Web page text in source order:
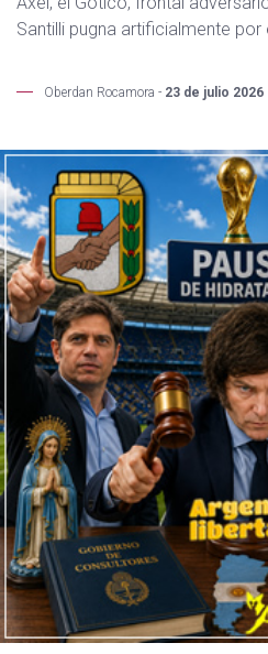
Santilli pugna artificialmente
Oberdan Rocamora - 23 de julio 2026